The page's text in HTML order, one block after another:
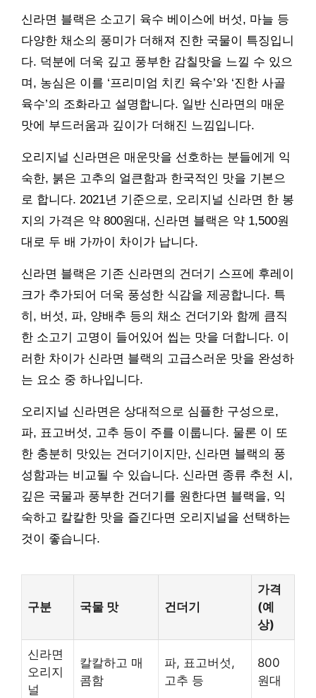
신라면 블랙은 소고기 육수 베이스에 버섯, 마늘 등
다양한 채소의 풍미가 더해져 진한 국물이 특징입니
다. 덕분에 더욱 깊고 풍부한 감칠맛을 느낄 수 있으
며, 농심은 이를 ‘프리미엄 치킨 육수’와 ‘진한 사골
육수’의 조화라고 설명합니다. 일반 신라면의 매운
맛에 부드러움과 깊이가 더해진 느낌입니다.
오리지널 신라면은 매운맛을 선호하는 분들에게 익
숙한, 붉은 고추의 얼큰함과 한국적인 맛을 기본으
로 합니다. 2021년 기준으로, 오리지널 신라면 한 봉
지의 가격은 약 800원대, 신라면 블랙은 약 1,500원
대로 두 배 가까이 차이가 납니다.
신라면 블랙은 기존 신라면의 건더기 스프에 후레이
크가 추가되어 더욱 풍성한 식감을 제공합니다. 특
히, 버섯, 파, 양배추 등의 채소 건더기와 함께 큼직
한 소고기 고명이 들어있어 씹는 맛을 더합니다. 이
러한 차이가 신라면 블랙의 고급스러운 맛을 완성하
는 요소 중 하나입니다.
오리지널 신라면은 상대적으로 심플한 구성으로,
파, 표고버섯, 고추 등이 주를 이룹니다. 물론 이 또
한 충분히 맛있는 건더기이지만, 신라면 블랙의 풍
성함과는 비교될 수 있습니다. 신라면 종류 추천 시,
깊은 국물과 풍부한 건더기를 원한다면 블랙을, 익
숙하고 칼칼한 맛을 즐긴다면 오리지널을 선택하는
것이 좋습니다.
구분 국물 맛 건더기
가격
(예
상)
신라면
오리지
널
칼칼하고 매
콤함
파, 표고버섯,
고추 등
800
원대